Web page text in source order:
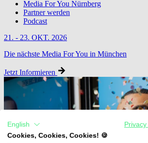
Media For You Nürnberg
Partner werden
Podcast
21. - 23. OKT. 2026
Die nächste Media For You in München
Jetzt Informieren
English
Cookies, Cookies, Cookies! 🍪